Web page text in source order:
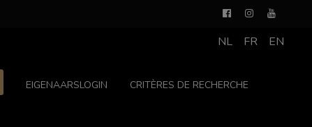
EIGENAARSLOGIN CRITÈRES DE RECHERCHE
NL FR EN